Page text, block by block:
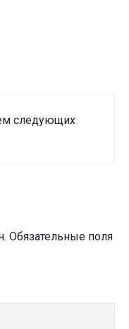
следующих
Обязательные поля